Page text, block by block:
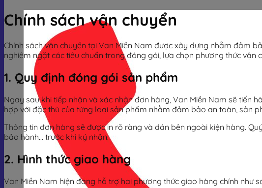
Chính sách vận chuyển
Chính sách vận chuyển tại Van Miền Nam được xây dựng nhằm đảm
nghiêm ngặt các tiêu chuẩn trong đóng gói, lựa chọn phương thức
1. Quy định đóng gói sản phẩm
Ngay sau khi tiếp nhận và xác nhận đơn hàng, Van Miền Nam sẽ tiến
hợp với đặc thù của từng loại sản phẩm nhằm đảm bảo an toàn, sản
Thông tin đơn hàng sẽ được in rõ ràng và dán bên ngoài kiện hàng.
bảo hành… trước khi ký nhận.
2. Hình thức giao hàng
Van Miền Nam hiện đang hỗ trợ hai phương thức giao hàng chính như